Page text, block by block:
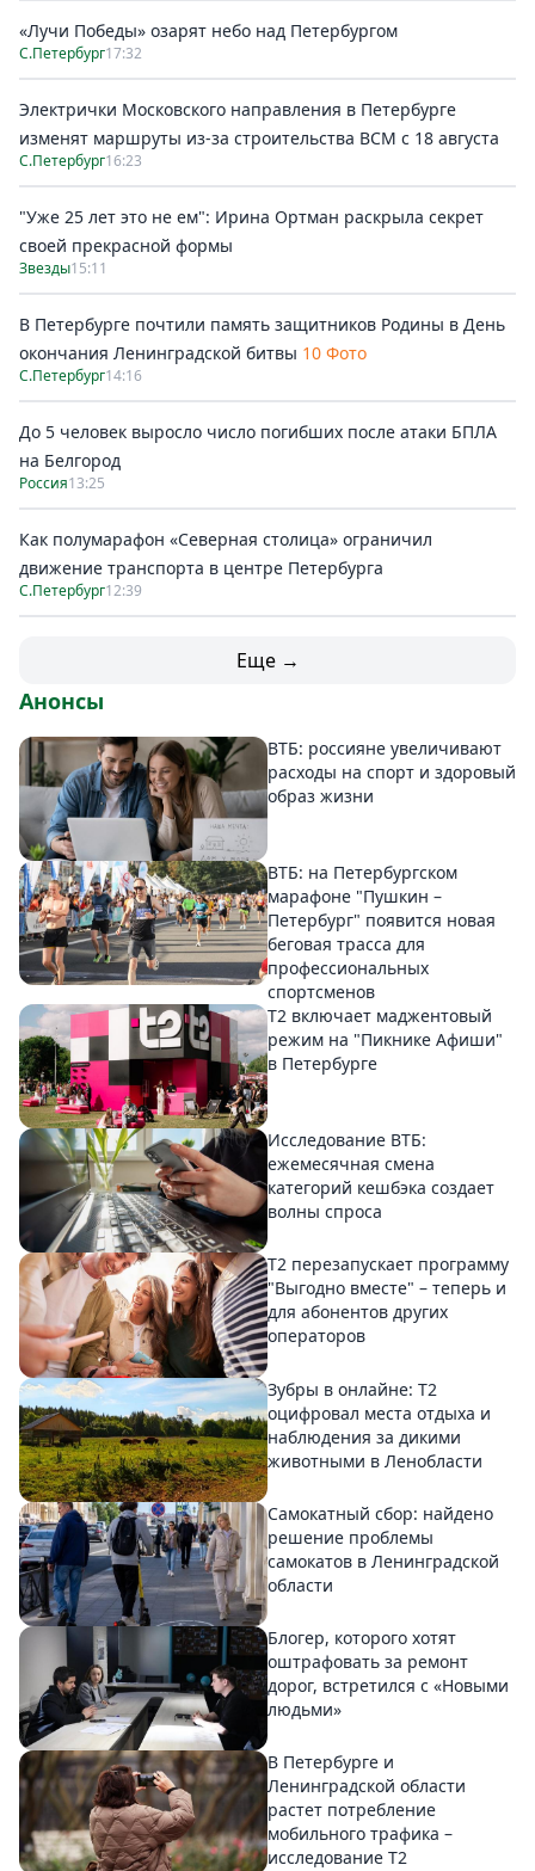
«Лучи Победы» озарят небо над Петербургом
С.Петербург17:32
Электрички Московского направления в Петербурге
изменят маршруты из-за строительства ВСМ с 18 августа
С.Петербург16:23
"Уже 25 лет это не ем": Ирина Ортман раскрыла секрет
своей прекрасной формы
Звезды15:11
В Петербурге почтили память защитников Родины в День
окончания Ленинградской битвы 10 Фото
С.Петербург14:16
До 5 человек выросло число погибших после атаки БПЛА
на Белгород
Россия13:25
Как полумарафон «Северная столица» ограничил
движение транспорта в центре Петербурга
С.Петербург12:39
Еще →
Анонсы
ВТБ: россияне увеличивают
расходы на спорт и здоровый
образ жизни
ВТБ: на Петербургском
марафоне "Пушкин –
Петербург" появится новая
беговая трасса для
профессиональных
спортсменов
Т2 включает маджентовый
режим на "Пикнике Афиши"
в Петербурге
Исследование ВТБ:
ежемесячная смена
категорий кешбэка создает
волны спроса
Т2 перезапускает программу
"Выгодно вместе" – теперь и
для абонентов других
операторов
Зубры в онлайне: Т2
оцифровал места отдыха и
наблюдения за дикими
животными в Ленобласти
Самокатный сбор: найдено
решение проблемы
самокатов в Ленинградской
области
Блогер, которого хотят
оштрафовать за ремонт
дорог, встретился с «Новыми
людьми»
В Петербурге и
Ленинградской области
растет потребление
мобильного трафика –
исследование T2